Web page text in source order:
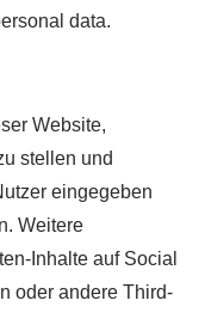
data.
Website,
stellen und
eingegeben
Weitere
Inhalte auf Social
oder andere Third-